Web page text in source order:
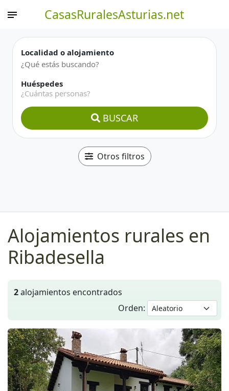
CasasRuralesAsturias.net
Localidad o alojamiento
Huéspedes
¿Cuántas personas?
BUSCAR
Otros filtros
Alojamientos rurales en
Ribadesella
2alojamientos encontrados
Orden: